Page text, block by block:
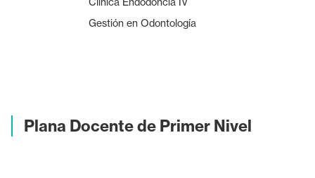
Gestión en Odontología
Plana Docente de Primer Nivel